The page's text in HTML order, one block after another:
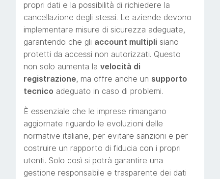
propri dati e la possibilità di richiedere la
cancellazione degli stessi. Le aziende devono
implementare misure di sicurezza adeguate,
garantendo che gli account multipli siano
protetti da accessi non autorizzati. Questo
non solo aumenta la velocità di
registrazione, ma offre anche un supporto
tecnico adeguato in caso di problemi.
È essenziale che le imprese rimangano
aggiornate riguardo le evoluzioni delle
normative italiane, per evitare sanzioni e per
costruire un rapporto di fiducia con i propri
utenti. Solo così si potrà garantire una
gestione responsabile e trasparente dei dati